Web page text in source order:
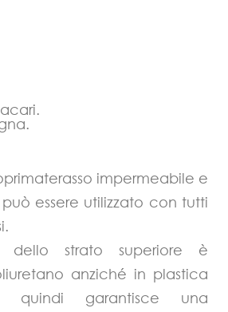
impermeabile e
essere utilizzato con tutti
dello strato superiore è
anziché in plastica
quindi garantisce una